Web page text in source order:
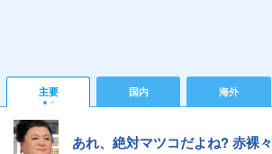
主要 国内 海外
あれ、絶対マツコだよね? 赤裸々